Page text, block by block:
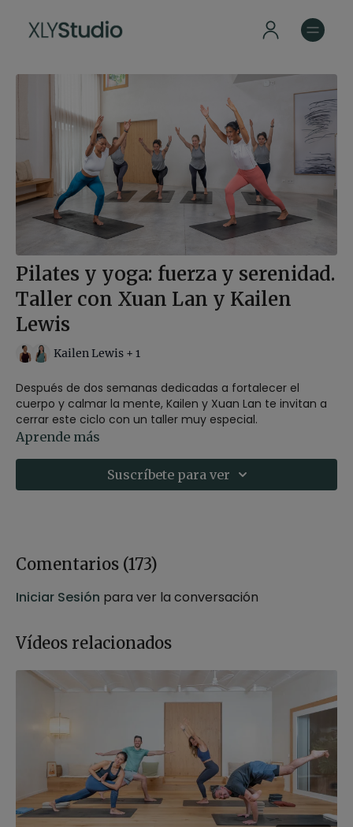
Pilates y yoga: fuerza y serenidad.
Taller con Xuan Lan y Kailen
Lewis
Kailen Lewis + 1
Después de dos semanas dedicadas a fortalecer el
cuerpo y calmar la mente, Kailen y Xuan Lan te invitan a
cerrar este ciclo con un taller muy especial.
y el yoga, sumando ejercicios de cardio para activar tu
energía vital, prácticas de respiración (pranayama) para
Un espacio consciente para conectar con tu bienestar,
soltar tensiones y celebrar el camino recorrido.
Aprende más
Suscríbete para ver
Comentarios (173)
Iniciar Sesión para ver la conversación
Vídeos relacionados